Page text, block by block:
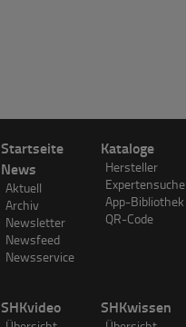
Startseite
News
Aktuell
Archiv
Newsletter
Newsfeed
Newsservice
Kataloge
Hersteller
Expertensuche
App-Bibliothek
QR-Code
SHKvideo SHKwissen